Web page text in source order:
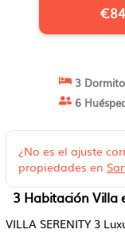
3
6
¿No es el ajuste
propiedades en
3 Habitación Villa
VILLA SERENITY 3